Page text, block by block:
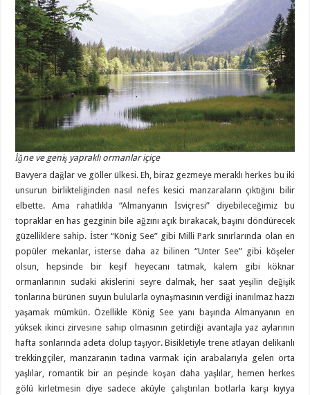
İğne ve geniş yapraklı ormanlar içiçe
Bavyera dağlar ve göller ülkesi. Eh, biraz gezmeye meraklı herkes bu iki
unsurun birlikteliğinden nasıl nefes kesici manzaraların çıktığını bilir
elbette. Ama rahatlıkla “Almanyanın İsviçresi” diyebileceğimiz bu
topraklar en has gezginin bile ağzını açık bırakacak, başını döndürecek
güzelliklere sahip. İster “König See” gibi Milli Park sınırlarında olan en
popüler mekanlar, isterse daha az bilinen “Unter See” gibi köşeler
olsun, hepsinde bir keşif heyecanı tatmak, kalem gibi köknar
ormanlarının sudaki akislerini seyre dalmak, her saat yeşilin değişik
tonlarına bürünen suyun bulularla oynaşmasının verdiği inanılmaz hazzı
yaşamak mümkün. Özellikle König See yanı başında Almanyanın en
yüksek ikinci zirvesine sahip olmasının getirdiği avantajla yaz aylarının
hafta sonlarında adeta dolup taşıyor. Bisikletiyle trene atlayan delikanlı
trekkingçiler, manzaranın tadına varmak için arabalarıyla gelen orta
yaşlılar, romantik bir an peşinde koşan daha yaşlılar, hemen herkes
gölü kirletmesin diye sadece aküyle çalıştırılan botlarla karşı kıyıya